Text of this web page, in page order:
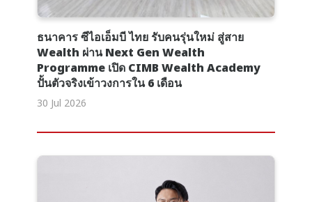
ธนาคาร ซีไอเอ็มบี ไทย รับคนรุ่นใหม่ สู่สาย
Wealth ผ่าน Next Gen Wealth
Programme เปิด CIMB Wealth Academy
ปั้นตัวจริงเข้าวงการใน 6 เดือน
30 Jul 2026